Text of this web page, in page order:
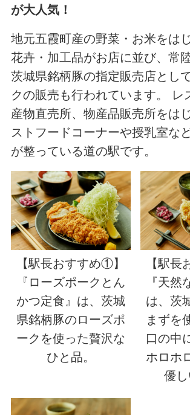
が大人気！
地元五霞町産の野菜・お米をは
花卉・加工品がお店に並び、常
茨城県銘柄豚の指定販売店とし
クの販売も行われています。 レ
産物直売所、物産品販売所をは
ストフードコーナーや授乳室な
が整っている道の駅です。
【駅長おすすめ①】
『ローズポークとん
かつ定食』は、茨城
県銘柄豚のローズポ
ークを使った贅沢な
ひと品。
【駅長
『天然
は、茨
まずを
口の中
ホロホ
優し